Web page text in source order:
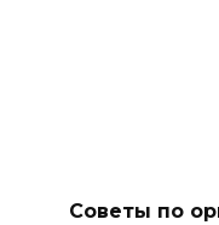
Советы по